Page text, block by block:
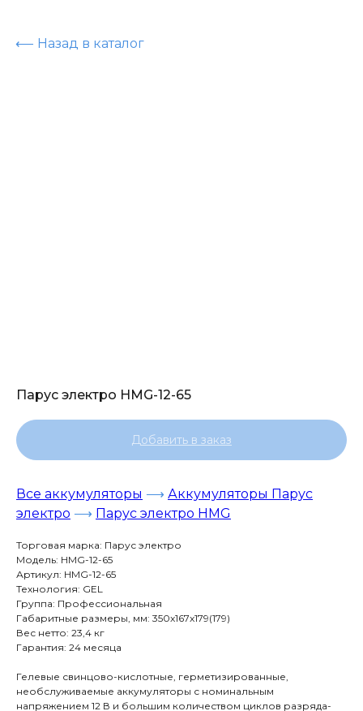
⟵ Назад в каталог
Парус электро HMG-12-65
Добавить в заказ
Все аккумуляторы ⟶ Аккумуляторы Парус
электро ⟶ Парус электро HMG
Торговая марка: Парус электро
Модель: HMG-12-65
Артикул: HMG-12-65
Технология: GEL
Группа: Профессиональная
Габаритные размеры, мм: 350x167x179(179)
Вес нетто: 23,4 кг
Гарантия: 24 месяца
Гелевые свинцово-кислотные, герметизированные,
необслуживаемые аккумуляторы с номинальным
напряжением 12 В и большим количеством циклов разряда-